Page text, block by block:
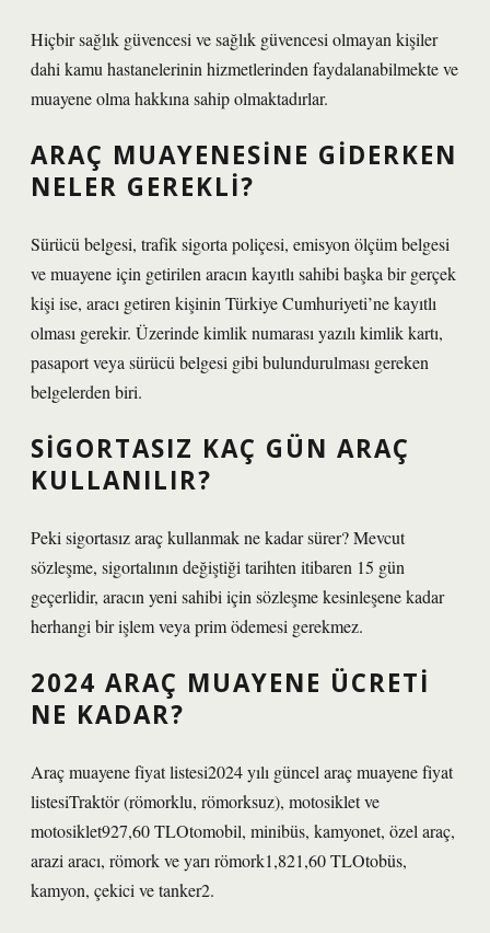
Hiçbir sağlık güvencesi ve sağlık güvencesi olmayan kişiler
dahi kamu hastanelerinin hizmetlerinden faydalanabilmekte ve
muayene olma hakkına sahip olmaktadırlar.
ARAÇ MUAYENESINE GIDERKEN
NELER GEREKLI?
Sürücü belgesi, trafik sigorta poliçesi, emisyon ölçüm belgesi
ve muayene için getirilen aracın kayıtlı sahibi başka bir gerçek
kişi ise, aracı getiren kişinin Türkiye Cumhuriyeti’ne kayıtlı
olması gerekir. Üzerinde kimlik numarası yazılı kimlik kartı,
pasaport veya sürücü belgesi gibi bulundurulması gereken
belgelerden biri.
SIGORTASIZ KAÇ GÜN ARAÇ
KULLANILIR?
Peki sigortasız araç kullanmak ne kadar sürer? Mevcut
sözleşme, sigortalının değiştiği tarihten itibaren 15 gün
geçerlidir, aracın yeni sahibi için sözleşme kesinleşene kadar
herhangi bir işlem veya prim ödemesi gerekmez.
2024 ARAÇ MUAYENE ÜCRETI
NE KADAR?
Araç muayene fiyat listesi2024 yılı güncel araç muayene fiyat
listesiTraktör (römorklu, römorksuz), motosiklet ve
motosiklet927,60 TLOtomobil, minibüs, kamyonet, özel araç,
arazi aracı, römork ve yarı römork1,821,60 TLOtobüs,
kamyon, çekici ve tanker2.